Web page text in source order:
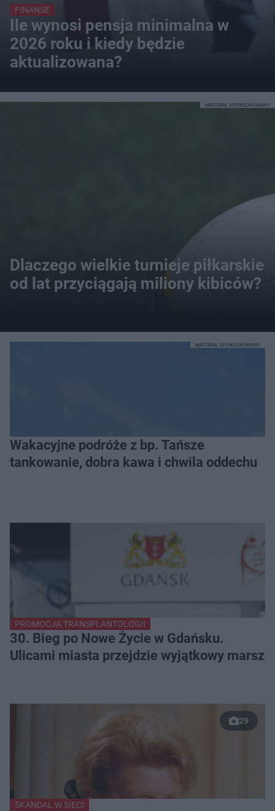
FINANSE
Ile wynosi pensja minimalna w
2026 roku i kiedy będzie
aktualizowana?
Dlaczego wielkie turnieje piłkarskie
od lat przyciągają miliony kibiców?
MATERIAŁ SPONSOROWANY
Wakacyjne podróże z bp. Tańsze
tankowanie, dobra kawa i chwila oddechu
MATERIAŁ SPONSOROWANY
PROMOCJA TRANSPLANTOLOGII
30. Bieg po Nowe Życie w Gdańsku.
Ulicami miasta przejdzie wyjątkowy marsz
29
SKANDAL W SIECI